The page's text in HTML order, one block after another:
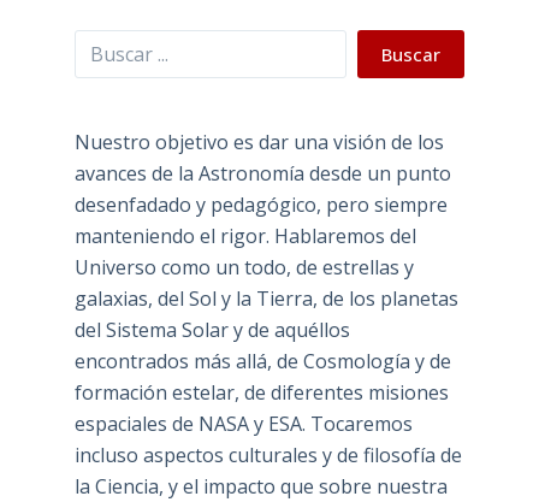
Buscar Buscar
Nuestro objetivo es dar una visión de los
avances de la Astronomía desde un punto
desenfadado y pedagógico, pero siempre
manteniendo el rigor. Hablaremos del
Universo como un todo, de estrellas y
galaxias, del Sol y la Tierra, de los planetas
del Sistema Solar y de aquéllos
encontrados más allá, de Cosmología y de
formación estelar, de diferentes misiones
espaciales de NASA y ESA. Tocaremos
incluso aspectos culturales y de filosofía de
la Ciencia, y el impacto que sobre nuestra